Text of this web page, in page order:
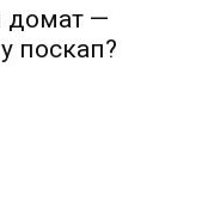
домат —
поскап?